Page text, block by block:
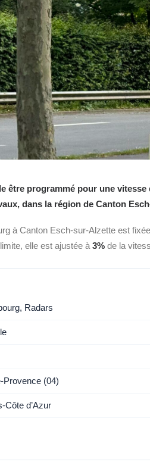
être programmé pour une vitesse
dans la région de Canton
à Canton Esch-sur-Alzette est
elle est ajustée à 3% de la
Radars
Provence (04)
Côte d’Azur